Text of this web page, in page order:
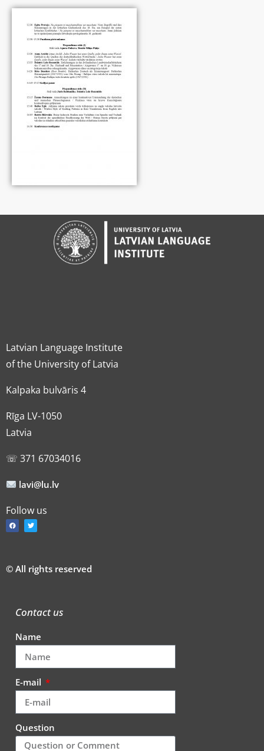
Latvian Language Institute
of the University of Latvia
Kalpaka bulvāris 4
Rīga LV-1050
Latvia
☏ 371 67034016
lavi@lu.lv
Follow us
© All rights reserved
Contact us
Name
E-mail
Question